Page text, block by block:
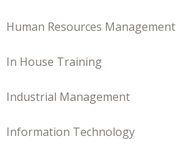
Human Resources Management
In House Training
Industrial Management
Information Technology